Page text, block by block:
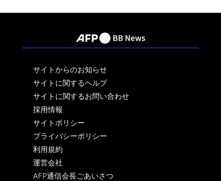
サイトからのお知らせ
サイトに関するヘルプ
サイトに関するお問い合わせ
採用情報
サイトポリシー
プライバシーポリシー
利用規約
運営会社
AFP通信会長ごあいさつ